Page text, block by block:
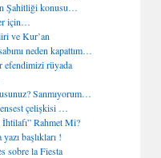
Şahitliği konusu…
için…
ve Kur’an
neden kapattım…
efendimizi rüyada
Sanmıyorum…
çelişkisi …
Rahmet Mi?
başlıkları !
sobre la Fiesta